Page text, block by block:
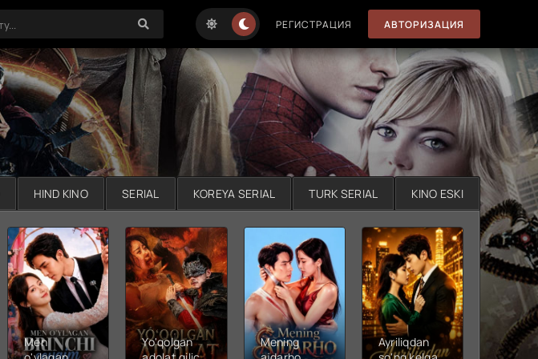
РЕГИСТРАЦИЯ АВТОРИЗАЦИЯ
HIND KINO SERIAL KOREYA SERIAL TURK SERIAL KINO ESKI
Men
Yo'qolgan
Mening
Ayriliqdan